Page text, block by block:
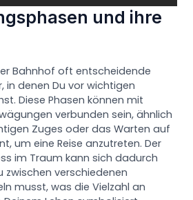
und ihre
Bahnhof oft entscheidende
in denen Du vor wichtigen
Diese Phasen können mit
verbunden sein, ähnlich
Zuges oder das Warten auf
um eine Reise anzutreten. Der
im Traum kann sich dadurch
zwischen verschiedenen
musst, was die Vielzahl an